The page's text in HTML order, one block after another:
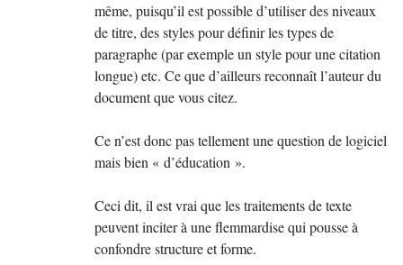
même, puisqu’il est possible d’utiliser des niveaux
de titre, des styles pour définir les types de
paragraphe (par exemple un style pour une citation
longue) etc. Ce que d’ailleurs reconnaît l’auteur du
document que vous citez.
Ce n’est donc pas tellement une question de logiciel
mais bien « d’éducation ».
Ceci dit, il est vrai que les traitements de texte
peuvent inciter à une flemmardise qui pousse à
confondre structure et forme.